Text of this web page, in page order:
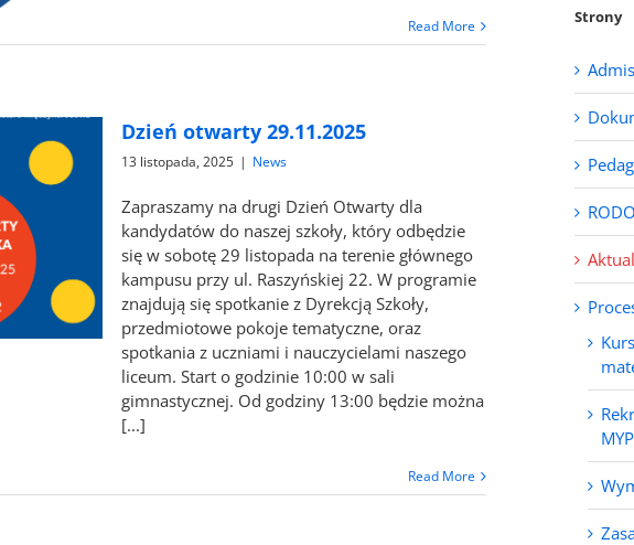
Read More
Dzień otwarty 29.11.2025
13 listopada, 2025 | News
Zapraszamy na drugi Dzień Otwarty dla
kandydatów do naszej szkoły, który odbędzie
się w sobotę 29 listopada na terenie głównego
kampusu przy ul. Raszyńskiej 22. W programie
znajdują się spotkanie z Dyrekcją Szkoły,
przedmiotowe pokoje tematyczne, oraz
spotkania z uczniami i nauczycielami naszego
liceum. Start o godzinie 10:00 w sali
gimnastycznej. Od godziny 13:00 będzie można
[...]
Read More
Strony
RODO